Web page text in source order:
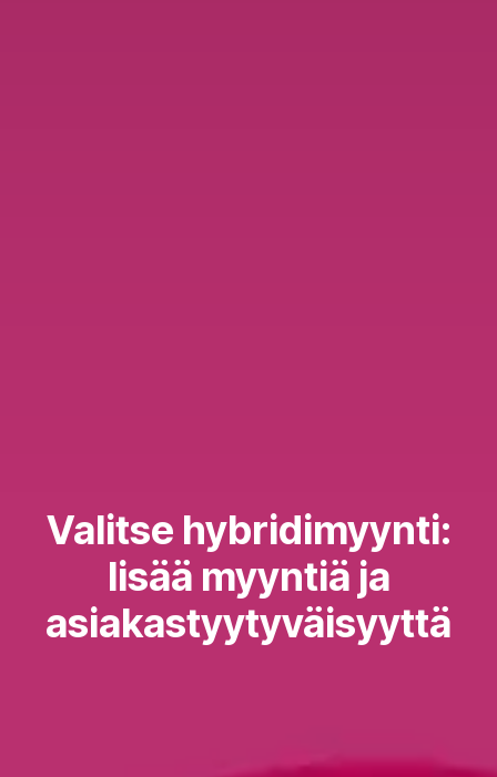
Valitse hybridimyynti:
lisää myyntiä ja
asiakastyytyväisyyttä